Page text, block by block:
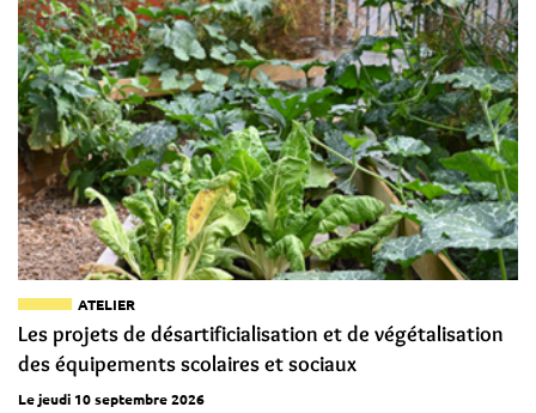
ATELIER
Les projets de désartificialisation et de végétalisation
des équipements scolaires et sociaux
Le jeudi 10 septembre 2026